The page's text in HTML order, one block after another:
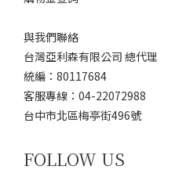
與我們聯絡
台灣亞利森有限公司 總代理
統編：80117684
客服專線：04-22072988
台中市北區梅亭街496號
FOLLOW US